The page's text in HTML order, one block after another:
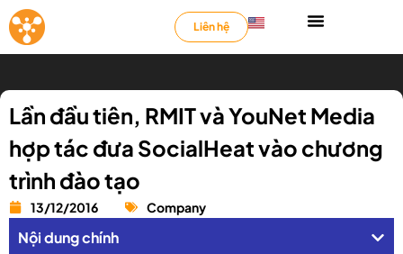
Liên hệ
Lần đầu tiên, RMIT và YouNet Media
hợp tác đưa SocialHeat vào chương
trình đào tạo
13/12/2016 Company
Nội dung chính